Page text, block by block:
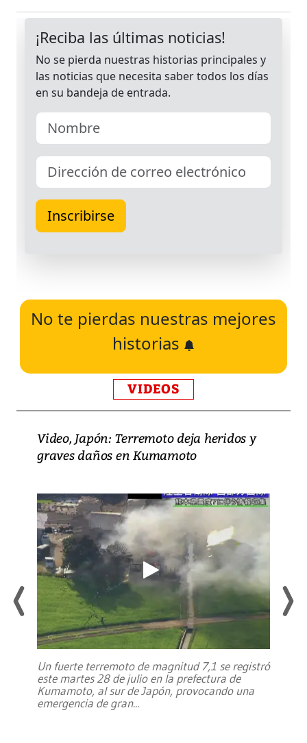
No te pierdas nuestras mejores
historias
VIDEOS
Video, Japón: Terremoto deja heridos y
graves daños en Kumamoto
Un fuerte terremoto de magnitud 7,1 se registró
este martes 28 de julio en la prefectura de
Kumamoto, al sur de Japón, provocando una
emergencia de gran...